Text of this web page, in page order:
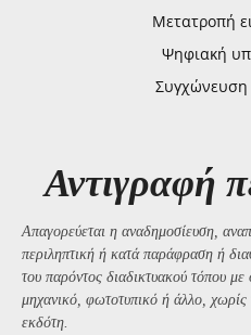
Μετατροπή
Ψηφιακή
Συγχώνευση
Αντιγραφή
Απαγορεύεται η αναδημοσίευση,
περιληπτική ή κατά παράφραση ή
του παρόντος διαδικτυακού τόπου
μηχανικό, φωτοτυπικό ή άλλο,
εκδότη.